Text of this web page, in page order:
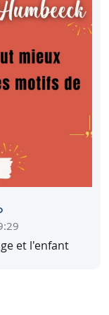
expression
Partager
le
sur ce
Partager
et l'enfant